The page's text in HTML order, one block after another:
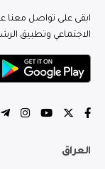
ابقى على تواصل معنا
الاجتماعي وتطبيق
العراق